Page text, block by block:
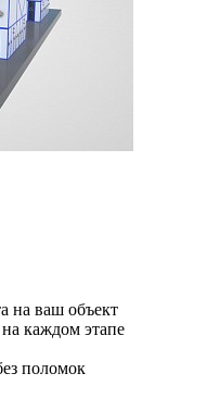
на ваш объект
каждом этапе
поломок